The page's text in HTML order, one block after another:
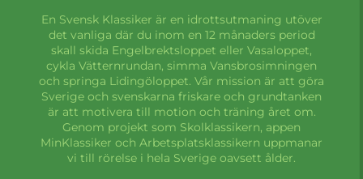
En Svensk Klassiker är en idrottsutmaning utöver
det vanliga där du inom en 12 månaders period
skall skida Engelbrektsloppet eller Vasaloppet,
cykla Vätternrundan, simma Vansbrosimningen
och springa Lidingöloppet. Vår mission är att göra
Sverige och svenskarna friskare och grundtanken
är att motivera till motion och träning året om.
Genom projekt som Skolklassikern, appen
MinKlassiker och Arbetsplatsklassikern uppmanar
vi till rörelse i hela Sverige oavsett ålder.